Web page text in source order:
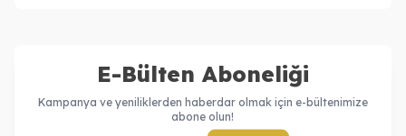
E-Bülten Aboneliği
Kampanya ve yeniliklerden haberdar olmak için e-bültenimize
abone olun!